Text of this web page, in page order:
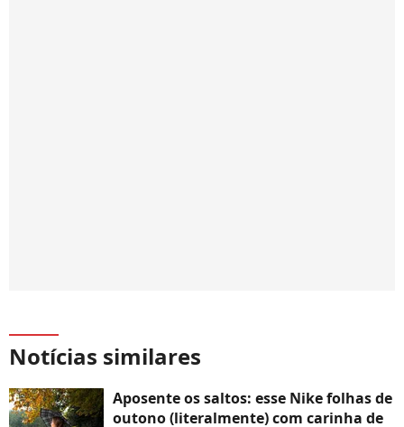
Notícias similares
Aposente os saltos: esse Nike folhas de
outono (literalmente) com carinha de